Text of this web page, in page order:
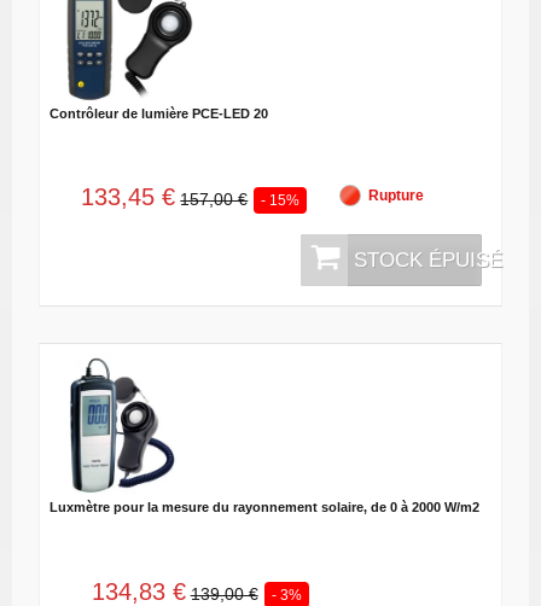
Contrôleur de lumière PCE-LED 20
133,45 € 157,00 € - 15% Rupture
STOCK ÉPUISÉ
Luxmètre pour la mesure du rayonnement solaire, de 0 à 2000 W/m2
134,83 € 139,00 € - 3%